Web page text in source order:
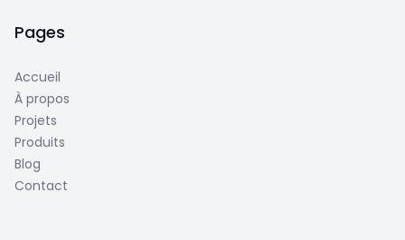
Pages
Accueil
À propos
Projets
Produits
Blog
Contact